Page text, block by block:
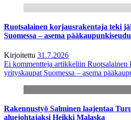
Ruotsalainen korjausrakentaja teki
Suomessa – asema
Kirjoitettu 31.7.2026
Ei kommentteja artikkeliin Ruotsalainen
yrityskaupat Suomessa – asema
Rakennustyö Salminen laajentaa
aluejohtajaksi Heikki Malaska